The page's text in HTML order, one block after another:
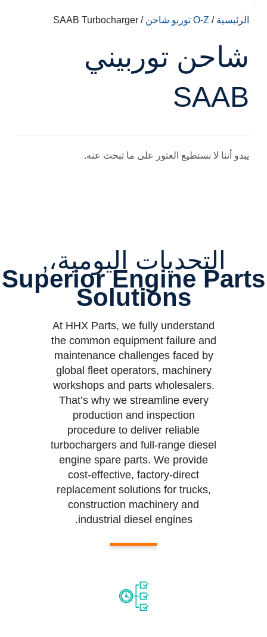
الرئيسية / O-Z توربو شاحن / SAAB Turbocharger
شاحن توربيني
SAAB
يبدو أننا لا نستطيع العثور على ما تبحث عنه.
التحديات اليومية،,
Superior Engine Parts
Solutions
At HHX Parts, we fully understand
the common equipment failure and
maintenance challenges faced by
global fleet operators, machinery
workshops and parts wholesalers.
That’s why we streamline every
production and inspection
procedure to deliver reliable
turbochargers and full-range diesel
engine spare parts. We provide
cost-effective, factory-direct
replacement solutions for trucks,
construction machinery and
industrial diesel engines.